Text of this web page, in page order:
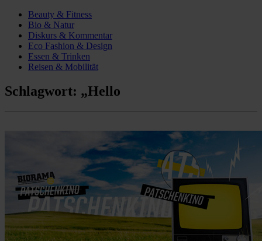
Beauty & Fitness
Bio & Natur
Diskurs & Kommentar
Eco Fashion & Design
Essen & Trinken
Reisen & Mobilität
Schlagwort: „Hello